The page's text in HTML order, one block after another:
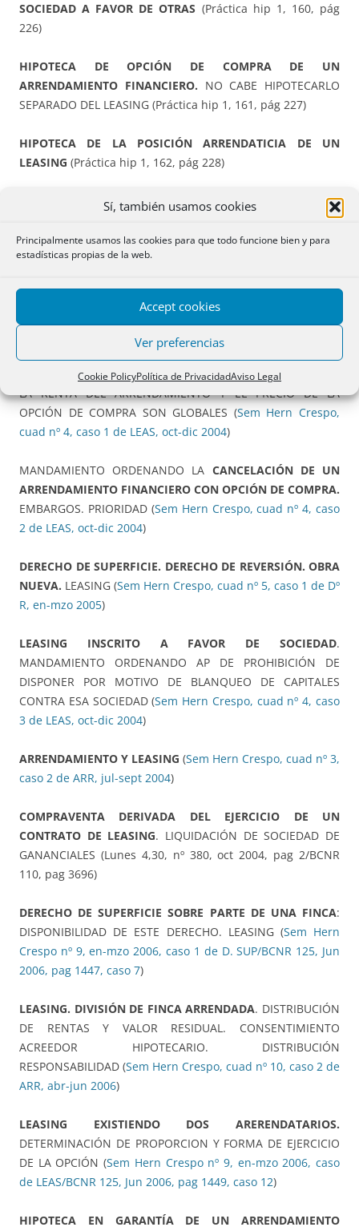
Sí, también usamos cookies
Principalmente usamos las cookies para que todo funcione bien y para
estadísticas propias de la web.
Accept cookies
Ver preferencias
Cookie PolicyPolítica de PrivacidadAviso Legal
SOCIEDAD A FAVOR DE OTRAS (Práctica hip 1, 160, pág
226)
HIPOTECA DE OPCIÓN DE COMPRA DE UN
ARRENDAMIENTO FINANCIERO. NO CABE HIPOTECARLO
SEPARADO DEL LEASING (Práctica hip 1, 161, pág 227)
HIPOTECA DE LA POSICIÓN ARRENDATICIA DE UN
LEASING (Práctica hip 1, 162, pág 228)
INSCRIPCION DE EJERCICIO DE OPCIÓN DE COMPRA DE
LEASING FALTANDO PREVIAS INSCRIPCIONES
INTERMEDIAS(Práctica hip 1, 163, pág 229)
Hern Crespo, cuad nº 1, caso 1 de ARR, en mzo 2004
ARRENDAMIENTO CON OPCIÓN DE
(LEASING)DE TRES FINCAS REGISTRALES
LA RENTA DEL ARRENDAMIENTO Y EL PRECIO DE LA
OPCIÓN DE COMPRA SON GLOBALES (Sem Hern Crespo,
cuad nº 4, caso 1 de LEAS, oct-dic 2004)
MANDAMIENTO ORDENANDO LA CANCELACIÓN DE UN
ARRENDAMIENTO FINANCIERO CON OPCIÓN DE COMPRA.
EMBARGOS. PRIORIDAD (Sem Hern Crespo, cuad nº 4, caso
2 de LEAS, oct-dic 2004)
DERECHO DE SUPERFICIE. DERECHO DE REVERSIÓN. OBRA
NUEVA. LEASING (Sem Hern Crespo, cuad nº 5, caso 1 de Dº
R, en-mzo 2005)
LEASING INSCRITO A FAVOR DE SOCIEDAD.
MANDAMIENTO ORDENANDO AP DE PROHIBICIÓN DE
DISPONER POR MOTIVO DE BLANQUEO DE CAPITALES
CONTRA ESA SOCIEDAD (Sem Hern Crespo, cuad nº 4, caso
3 de LEAS, oct-dic 2004)
ARRENDAMIENTO Y LEASING (Sem Hern Crespo, cuad nº 3,
caso 2 de ARR, jul-sept 2004)
COMPRAVENTA DERIVADA DEL EJERCICIO DE UN
CONTRATO DE LEASING. LIQUIDACIÓN DE SOCIEDAD DE
GANANCIALES (Lunes 4,30, nº 380, oct 2004, pag 2/BCNR
110, pag 3696)
DERECHO DE SUPERFICIE SOBRE PARTE DE UNA FINCA:
DISPONIBILIDAD DE ESTE DERECHO. LEASING (Sem Hern
Crespo nº 9, en-mzo 2006, caso 1 de D. SUP/BCNR 125, Jun
2006, pag 1447, caso 7)
LEASING. DIVISIÓN DE FINCA ARRENDADA. DISTRIBUCIÓN
DE RENTAS Y VALOR RESIDUAL. CONSENTIMIENTO
ACREEDOR HIPOTECARIO. DISTRIBUCIÓN
RESPONSABILIDAD (Sem Hern Crespo, cuad nº 10, caso 2 de
ARR, abr-jun 2006)
LEASING EXISTIENDO DOS ARERENDATARIOS.
DETERMINACIÓN DE PROPORCION Y FORMA DE EJERCICIO
DE LA OPCIÓN (Sem Hern Crespo nº 9, en-mzo 2006, caso
de LEAS/BCNR 125, Jun 2006, pag 1449, caso 12)
HIPOTECA EN GARANTÍA DE UN ARRENDAMIENTO